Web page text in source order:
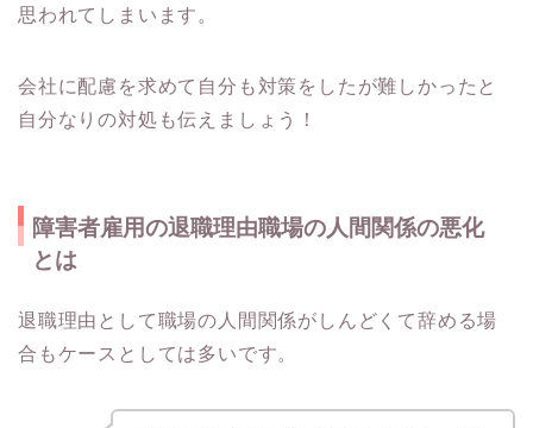
思われてしまいます。
会社に配慮を求めて自分も対策をしたが難しかったと
自分なりの対処も伝えましょう！
障害者雇用の退職理由職場の人間関係の悪化
とは
退職理由として職場の人間関係がしんどくて辞める場
合もケースとしては多いです。